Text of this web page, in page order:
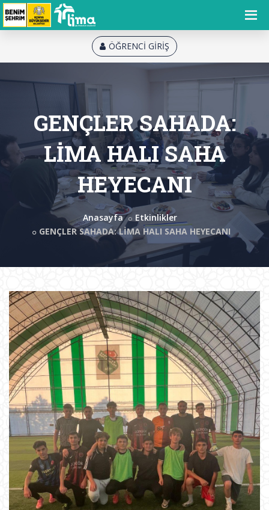
ÖĞRENCİ GİRİŞ
GENÇLER SAHADA:
LİMA HALI SAHA
HEYECANI
Anasayfa
Etkinlikler
GENÇLER SAHADA: LİMA HALI SAHA HEYECANI